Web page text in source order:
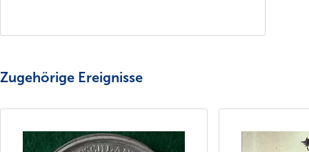
Zugehörige Ereignisse